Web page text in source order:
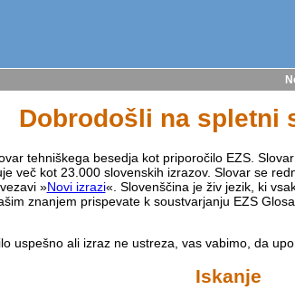
Dobrodošli na spletni
tehniškega besedja kot priporočilo EZS.
več kot 23.000 slovenskih izrazov. Slovar se
»Novi izrazi«. Slovenščina je živ jezik, ki
znanjem prispevate k soustvarjanju EZS
uspešno ali izraz ne ustreza, vas vabimo, da
Iskanje